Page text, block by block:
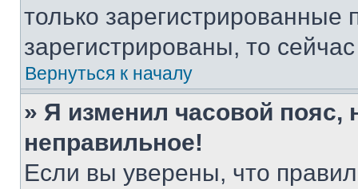
только
зарегистрированы, то
Вернуться к началу
» Я изменил часовой пояс,
неправильное!
Если вы уверены, что